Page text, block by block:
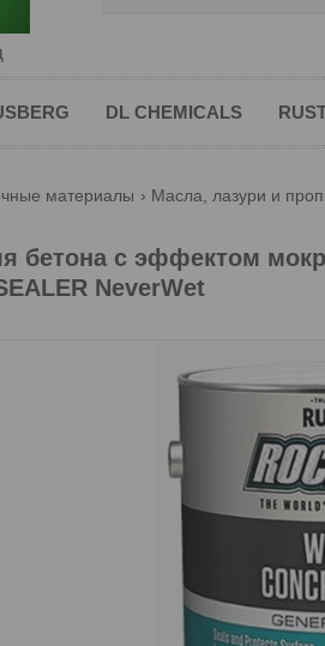
DL CHEMICALS
материалы Масла, лазури и
бетона с эффектом
NeverWet